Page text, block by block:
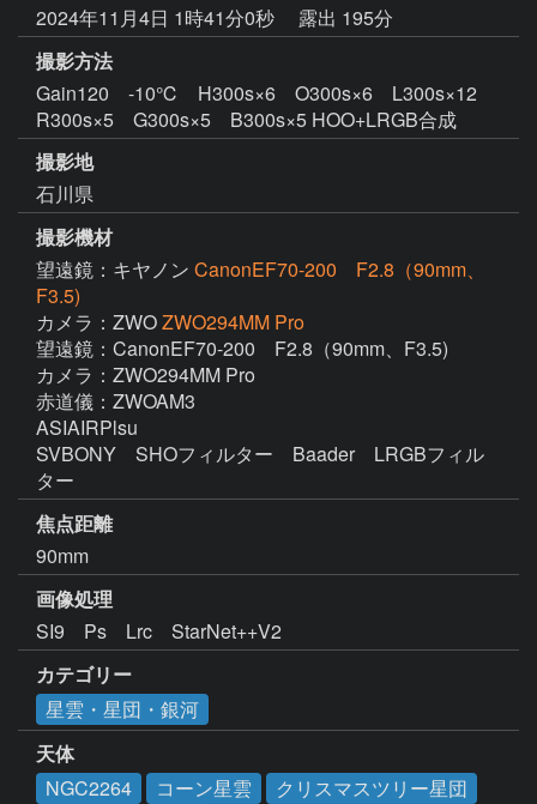
2024年11月4日 1時41分0秒
露出 195分
撮影方法
Gain120 -10℃ H300s×6 O300s×6 L300s×12
R300s×5 G300s×5 B300s×5 HOO+LRGB合成
撮影地
石川県
撮影機材
望遠鏡：キヤノン CanonEF70-200 F2.8（90mm、
F3.5)
カメラ：ZWOZWO294MM Pro
望遠鏡：CanonEF70-200　F2.8（90mm、F3.5)
カメラ：ZWO294MM Pro
赤道儀：ZWOAM3
ASIAIRPlsu
SVBONY　SHOフィルター　Baader　LRGBフィル
焦点距離
90mm
画像処理
SI9　Ps　Lrc　StarNet++V2
カテゴリー
星雲・星団・銀河
天体
NGC2264
コーン星雲
クリスマスツリー星団